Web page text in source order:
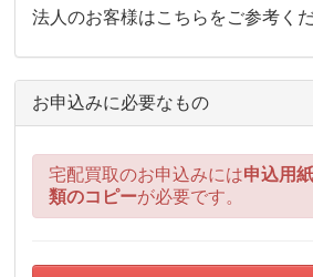
法人のお客様はこちらをご参考くだ
お申込みに必要なもの
宅配買取のお申込みには申込用紙
類のコピーが必要です。